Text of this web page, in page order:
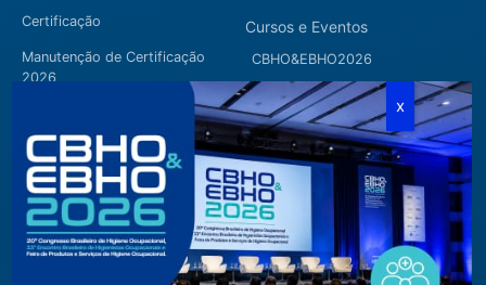
Certificação
Manutenção de Certificação
2026
Cursos e Eventos
CBHO&EBHO2026
Cursos Modulares
Eventos Apoiados
Eventos Regionais
Loja